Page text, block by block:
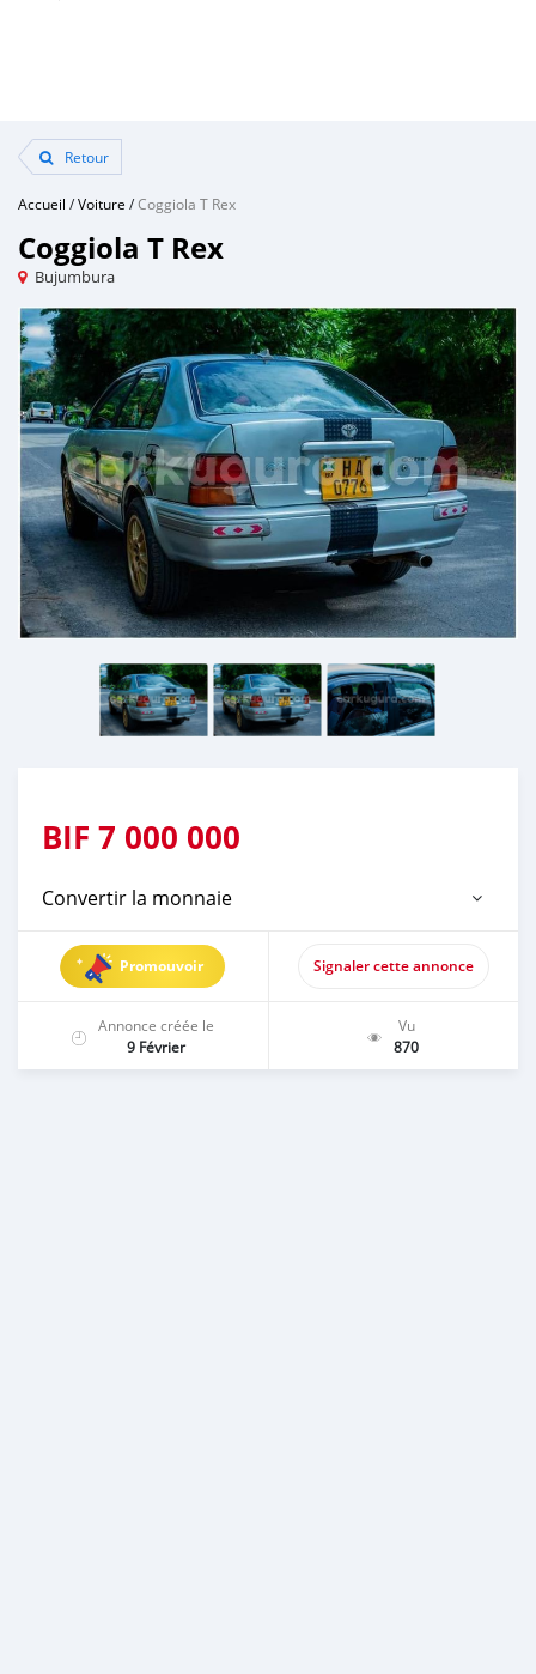
Retour
Accueil /Voiture /Coggiola T Rex
Coggiola T Rex
Bujumbura
BIF 7 000 000
Convertir la monnaie
Promouvoir Signaler cette annonce
Annonce créée le
9 Février
Vu
870